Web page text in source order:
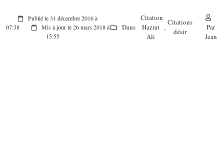
Publié le 31 décembre 2016 à
07:38
Mis à jour le 26 mars 2018 à
15:55
Dans
Citation
Hazrat
Ali
,
Citations
désir
Par
Jean